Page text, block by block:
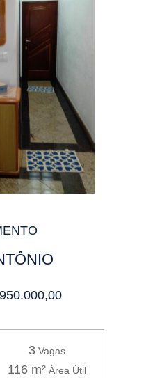
3 Vagas
116 m² Área Útil